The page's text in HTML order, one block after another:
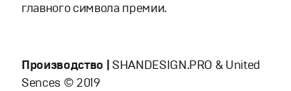
главного символа премии.
Производство |
SHANDESIGN.PRO & United
Sences © 2019